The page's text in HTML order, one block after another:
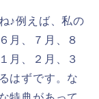
♪例えば、私の
月、７月、８
月、２月、３
はずです。な